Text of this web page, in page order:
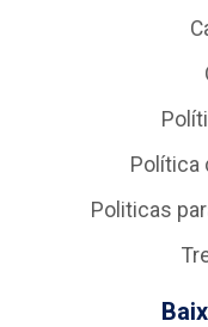
Política
Politicas